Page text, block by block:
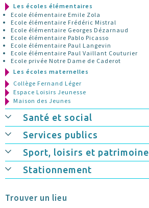
Les écoles élémentaires
Ecole élémentaire Emile Zola
Ecole élémentaire Frédéric Mistral
Ecole élémentaire Georges Dézarnaud
Ecole élémentaire Pablo Picasso
Ecole élémentaire Paul Langevin
Ecole élémentaire Paul Vaillant Couturier
Ecole privée Notre Dame de Caderot
Les écoles maternelles
Collège Fernand Léger
Espace Loisirs Jeunesse
Maison des Jeunes
Santé et social
Services publics
Sport, loisirs et patrimoine
Stationnement
Trouver un lieu